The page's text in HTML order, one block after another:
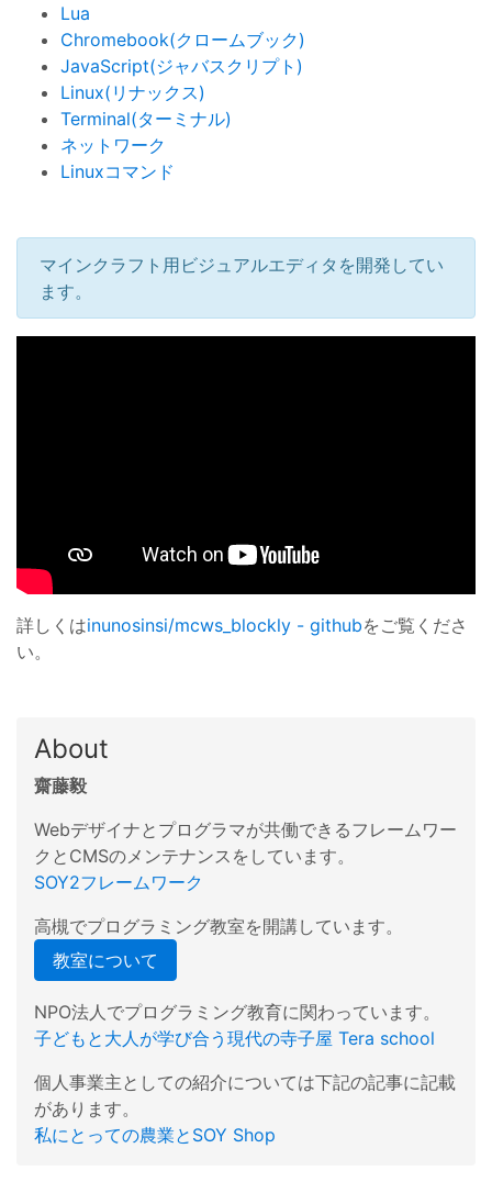
Lua
Chromebook(クロームブック)
JavaScript(ジャバスクリプト)
Linux(リナックス)
Terminal(ターミナル)
ネットワーク
Linuxコマンド
マインクラフト用ビジュアルエディタを開発してい
ます。
詳しくはinunosinsi/mcws_blockly - githubをご覧くださ
い。
About
齋藤毅
Webデザイナとプログラマが共働できるフレームワー
クとCMSのメンテナンスをしています。
SOY2フレームワーク
高槻でプログラミング教室を開講しています。
教室について
NPO法人でプログラミング教育に関わっています。
子どもと大人が学び合う現代の寺子屋 Tera school
個人事業主としての紹介については下記の記事に記載
があります。
私にとっての農業とSOY Shop